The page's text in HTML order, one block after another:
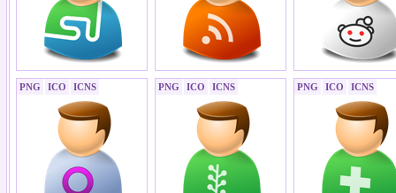
PNG ICO ICNS PNG ICO ICNS PNG ICO ICNS